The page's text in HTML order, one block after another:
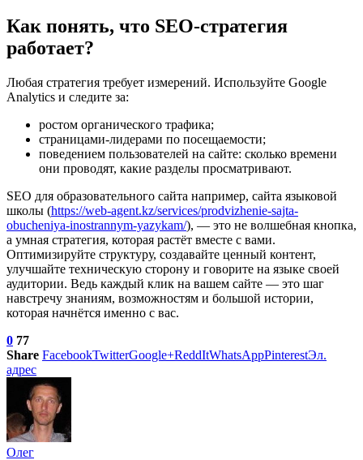
Как понять, что SEO-стратегия
работает?
Любая стратегия требует измерений. Используйте Google
Analytics и следите за:
ростом органического трафика;
страницами-лидерами по посещаемости;
поведением пользователей на сайте: сколько времени
они проводят, какие разделы просматривают.
SEO для образовательного сайта например, сайта языковой
школы (https://web-agent.kz/services/prodvizhenie-sajta-
obucheniya-inostrannym-yazykam/), — это не волшебная кнопка,
а умная стратегия, которая растёт вместе с вами.
Оптимизируйте структуру, создавайте ценный контент,
улучшайте техническую сторону и говорите на языке своей
аудитории. Ведь каждый клик на вашем сайте — это шаг
навстречу знаниям, возможностям и большой истории,
которая начнётся именно с вас.
0 77
Share FacebookTwitterGoogle+ReddItWhatsAppPinterestЭл.
адрес
Олег